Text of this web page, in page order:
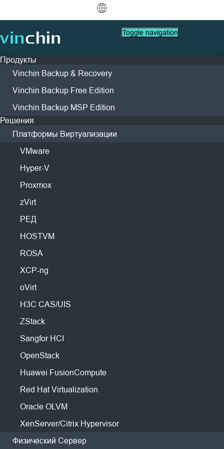
Скачать Поддержка
Deutsch
Français
Защита данных
Резервное копирование
Мгновенная репликация
Архивирование
Оркестрация заданий
Миграция P2V
Миграция P2P
Миграция C2C
Миграция C2V
Миграция P2C
Восстановимость
Проверка восстановления ВМ
Проверка восстановления ОС
Безопасность данных
Проверка на вредоносное ПО
Защита от программ-вымогателей
Массивные файлы
Массивные конечные точки
Виртуальный
VMware
Hyper-V
Proxmox
XCP-ng
H3C CAS/UIS
ZStack
Sangfor HCI
Oracle OLVM
XenServer/Citrix Hypervisor
Физический сервер
Windows
Облака
Amazon EC2
Резервное копирование S3
Ресурсы поддержки
FAQs
How To Видео
Центр помощи
Живые Мероприятия
Вебинары
Живой Демо
Энергетика
Телеком
Другие Ресурсы
Связаться с Поддержкой
Руководство по Покупке
Как Купить
Политики Лицензии
Контакт
Запросить Цену
Стать Партнером
Стать Партнером
Найти Партнера
Найти Локального Партнера
Доступ к Порталу Партнеров
Партнерский Портал
Компания
О Vinchin
Лидерство
Контакты
СМИ
Новости & Мероприятия
Кейсы Клиентов
Toggle navigation
Продукты
Vinchin Backup & Recovery
Vinchin Backup Free Edition
Vinchin Backup MSP Edition
Решения
Платформы Виртуализации
VMware
Hyper-V
Proxmox
zVirt
РЕД
HOSTVM
ROSA
XCP-ng
oVirt
H3C CAS/UIS
ZStack
Sangfor HCI
OpenStack
Huawei FusionCompute
Red Hat Virtualization
Oracle OLVM
XenServer/Citrix Hypervisor
Физический Сервер
Живая Демо
Запросить живую демонстрацию с нами один
на один.
Ваше текущее решение для резервного
Ищете альтернативное решение для резервного
копирования, чтобы заменить текущее?
машин, не знаете, с чего начать?
Слишком занят, чтобы сам попробовать
Не беспокойтесь, просто дайте нам
услышать вас, и мы предоставим
вам живую демонстрацию по
требованию!
копированию с Vinchin Backup & Recovery!
Вы будете узнавать, как упростить процесс защиты